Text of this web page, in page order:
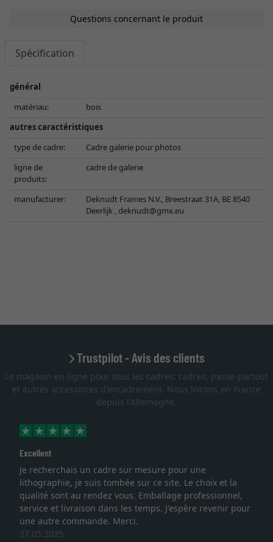
Questions concernant le produit
Spécification
général
matériau:
bois
autres caractéristiques
type de cadre:
Cadre galerie pour photos
ligne de
produits:
cadre de galerie
manufacturer:
Deknudt Frames N.V., Breestraat 31A, BE 8540
Deerlijk , deknudt@gmx.eu
Trustpilot - Avis des clients
Le magasin en ligne pour tous les cadres: cadres, passe-partout
et autres accessoires d'encadrement. Nous livrons en France
depuis l'Allemagne.
un cadre sur mesure pour une
je suis tombée sur ce site. Le choix et la
au rendez vous. Emballage professionnel,
livraison dans les temps. J'espère revenir pour
commande. Merci.
vente est
cadres
le